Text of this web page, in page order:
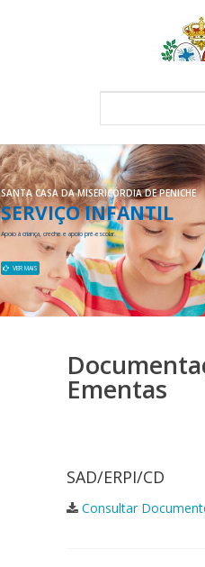
SANTA CASA DA MISERICÓRDIA DE PENICHE
SERVIÇO INFANTIL
Apoio à criança, creche e apoio pré-escolar.
VER MAIS
Ementas
SAD/ERPI/CD
Consultar